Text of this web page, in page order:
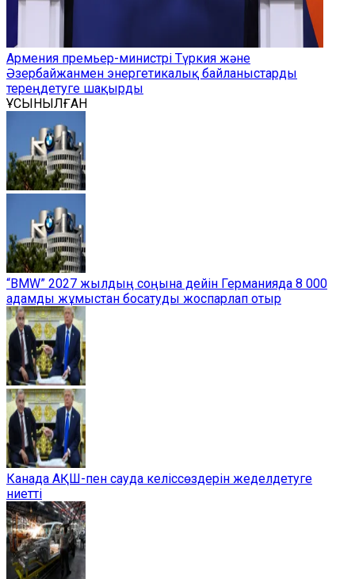
Армения премьер-министрі Түркия және
Әзербайжанмен энергетикалық байланыстарды
тереңдетуге шақырды
ҰСЫНЫЛҒАН
“BMW” 2027 жылдың соңына дейін Германияда 8 000
адамды жұмыстан босатуды жоспарлап отыр
Канада АҚШ-пен сауда келіссөздерін жеделдетуге
ниетті